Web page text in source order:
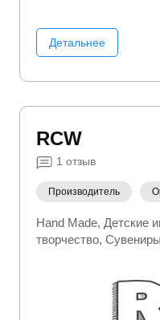
Детальнее
RCW
1 отзыв
Производитель
Hand Made Детские
творчество